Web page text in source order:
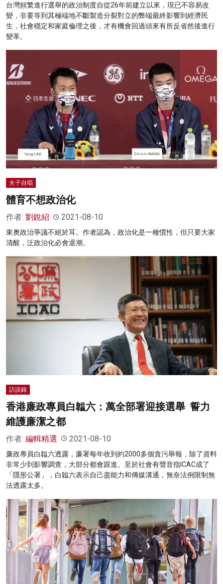
台灣頻繁進行選舉的政治制度自從26年前建立以來，現已不容易改
變，非要等到其極端地不斷製造分裂對立的弊端最終影響到經濟民
生，社會穩定和家庭倫理之後，才有機會回過頭來有所反省然後進行
變革。
夫子自唱
體育不想政治化
作者: 劉銳紹 2021-08-10
東奧政治爭議不絕於耳。作者認為，政治化是一種慣性，但只要大家
清醒，泛政治化必會退潮。
訪談錄
香港廉政專員白韞六：萬全部署迎接選舉 誓力
維護廉潔之都
作者: 編輯精選 2021-08-10
廉政專員白韞六透露，廉署每年收到約2000多個貪污舉報，除了資料
非常少到影響調查，大部分都會跟進。至於社會有聲音指ICAC成了
「隱形公署」，白韞六表示自己盡能力和傳媒溝通，無奈法例限制無
法透露太多。